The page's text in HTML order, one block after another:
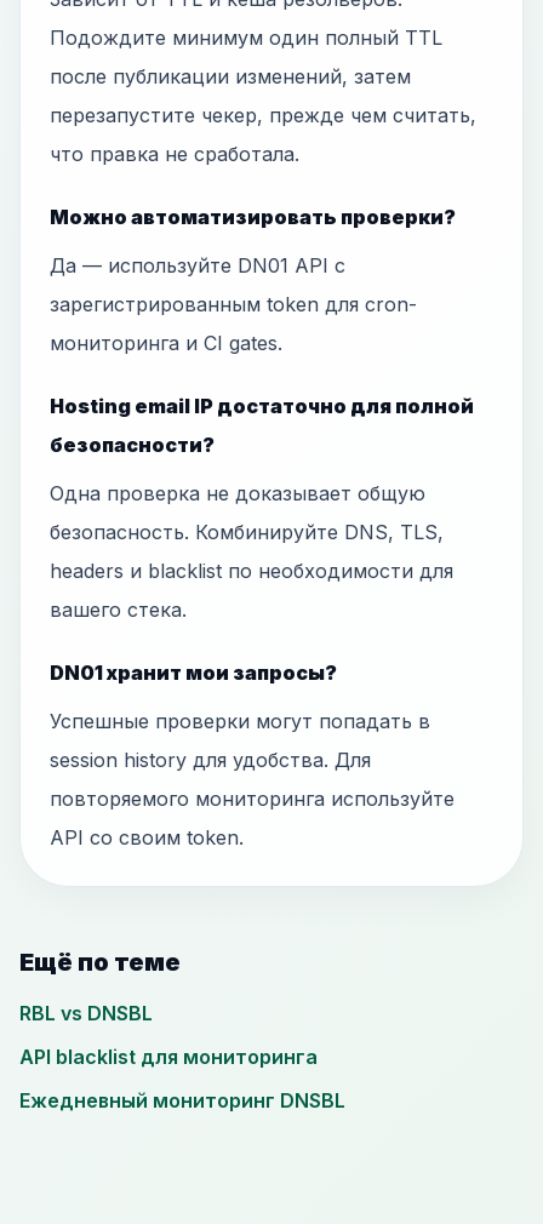
Подождите минимум один полный TTL
после публикации изменений, затем
перезапустите чекер, прежде чем считать,
что правка не сработала.
Можно автоматизировать проверки?
Да — используйте DN01 API с
зарегистрированным token для cron-
мониторинга и CI gates.
Hosting email IP достаточно для полной
безопасности?
Одна проверка не доказывает общую
безопасность. Комбинируйте DNS, TLS,
headers и blacklist по необходимости для
вашего стека.
DN01 хранит мои запросы?
Успешные проверки могут попадать в
session history для удобства. Для
повторяемого мониторинга используйте
API со своим token.
Ещё по теме
RBL vs DNSBL
API blacklist для мониторинга
Ежедневный мониторинг DNSBL